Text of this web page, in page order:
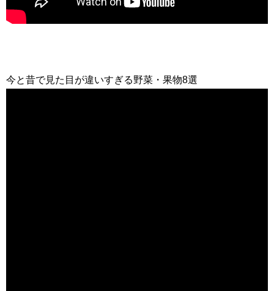
今と昔で見た目が違いすぎる野菜・果物8選